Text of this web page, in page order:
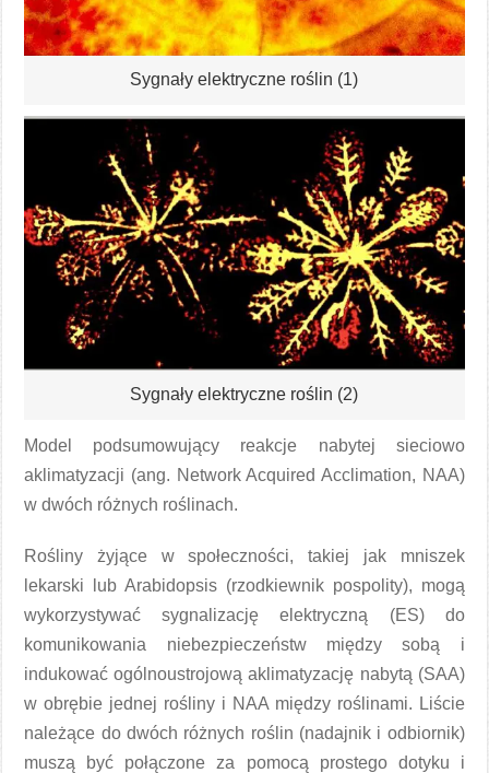
Sygnały elektryczne roślin (1)
Sygnały elektryczne roślin (2)
Model podsumowujący reakcje nabytej sieciowo
aklimatyzacji (ang. Network Acquired Acclimation, NAA)
w dwóch różnych roślinach.
Rośliny żyjące w społeczności, takiej jak mniszek
lekarski lub Arabidopsis (rzodkiewnik pospolity), mogą
wykorzystywać sygnalizację elektryczną (ES) do
komunikowania niebezpieczeństw między sobą i
indukować ogólnoustrojową aklimatyzację nabytą (SAA)
w obrębie jednej rośliny i NAA między roślinami. Liście
należące do dwóch różnych roślin (nadajnik i odbiornik)
muszą być połączone za pomocą prostego dotyku i